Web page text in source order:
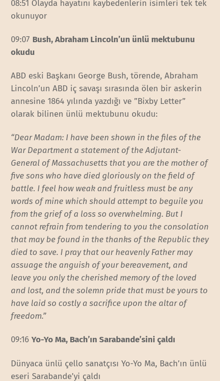
08:51 Olayda hayatını kaybedenlerin isimleri tek tek
okunuyor
09:07 Bush, Abraham Lincoln’un ünlü mektubunu
okudu
ABD eski Başkanı George Bush, törende, Abraham
Lincoln’un ABD iç savaşı sırasında ölen bir askerin
annesine 1864 yılında yazdığı ve ”Bixby Letter”
olarak bilinen ünlü mektubunu okudu:
“Dear Madam: I have been shown in the files of the
War Department a statement of the Adjutant-
General of Massachusetts that you are the mother of
five sons who have died gloriously on the field of
battle. I feel how weak and fruitless must be any
words of mine which should attempt to beguile you
from the grief of a loss so overwhelming. But I
cannot refrain from tendering to you the consolation
that may be found in the thanks of the Republic they
died to save. I pray that our heavenly Father may
assuage the anguish of your bereavement, and
leave you only the cherished memory of the loved
and lost, and the solemn pride that must be yours to
have laid so costly a sacrifice upon the altar of
freedom.”
09:16Yo-Yo Ma, Bach’ın Sarabande’sini çaldı
Dünyaca ünlü çello sanatçısı Yo-Yo Ma, Bach’ın ünlü
eseri Sarabande’yi çaldı